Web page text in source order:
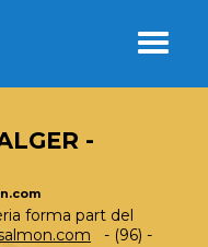
-
forma part del
- (96) -